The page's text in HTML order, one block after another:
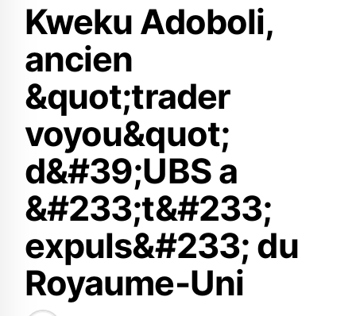
Kweku Adoboli,
ancien
&quot;trader
voyou&quot;
d&#39;UBS a
&#233;t&#233;
expuls&#233; du
Royaume-Uni